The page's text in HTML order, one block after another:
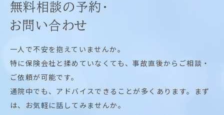
無料相談の予約・
お問い合わせ
一人で不安を抱えていませんか。
特に保険会社と揉めていなくても、事故直後からご相談・
ご依頼が可能です。
通院中でも、アドバイスできることが多くあります。まず
は、お気軽に話してみませんか。